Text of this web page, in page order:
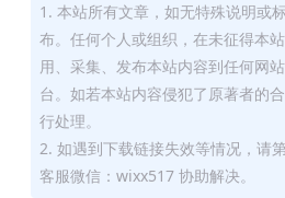
1. 本站所有文章，如无特殊说明或
布。任何个人或组织，在未征得本
用、采集、发布本站内容到任何网
台。如若本站内容侵犯了原著者的
行处理。
2. 如遇到下载链接失效等情况，请
客服微信：wixx517 协助解决。